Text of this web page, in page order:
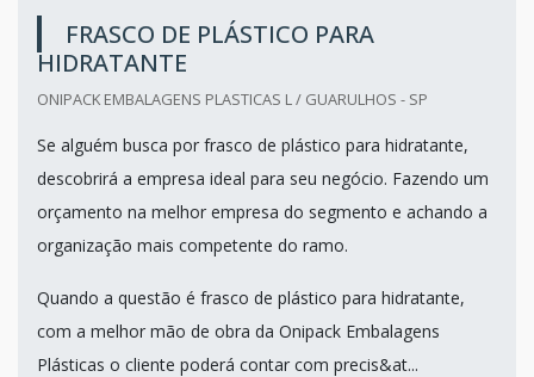
FRASCO DE PLÁSTICO PARA
HIDRATANTE
ONIPACK EMBALAGENS PLASTICAS L / GUARULHOS - SP
Se alguém busca por frasco de plástico para hidratante,
descobrirá a empresa ideal para seu negócio. Fazendo um
orçamento na melhor empresa do segmento e achando a
organização mais competente do ramo.
Quando a questão é frasco de plástico para hidratante,
com a melhor mão de obra da Onipack Embalagens
Plásticas o cliente poderá contar com precis&at...